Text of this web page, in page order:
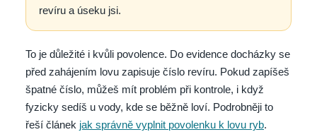
revíru a úseku jsi.
To je důležité i kvůli povolence. Do evidence docházky se
před zahájením lovu zapisuje číslo revíru. Pokud zapíšeš
špatné číslo, můžeš mít problém při kontrole, i když
fyzicky sedíš u vody, kde se běžně loví. Podrobněji to
řeší článek jak správně vyplnit povolenku k lovu ryb.